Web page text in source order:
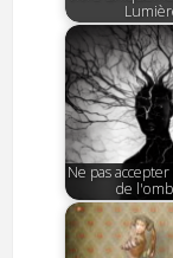
Ne pas
de